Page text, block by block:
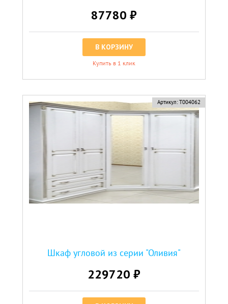
87780 ₽
В КОРЗИНУ
Купить в 1 клик
Артикул: Т004062
Шкаф угловой из серии "Оливия"
229720 ₽